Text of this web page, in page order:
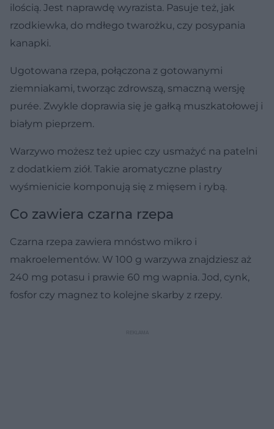
ilością. Jest naprawdę wyrazista. Pasuje też, jak
rzodkiewka, do mdłego twarożku, czy posypania
kanapki.
Ugotowana rzepa, połączona z gotowanymi
ziemniakami, tworząc zdrowszą, smaczną wersję
purée. Zwykle doprawia się je gałką muszkatołowej i
białym pieprzem.
Warzywo możesz też upiec czy usmażyć na patelni
z dodatkiem ziół. Takie aromatyczne plastry
wyśmienicie komponują się z mięsem i rybą.
Co zawiera czarna rzepa
Czarna rzepa zawiera mnóstwo mikro i
makroelementów. W 100 g warzywa znajdziesz aż
240 mg potasu i prawie 60 mg wapnia. Jod, cynk,
fosfor czy magnez to kolejne skarby z rzepy.